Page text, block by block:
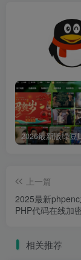
上一篇
2025最新
PHP代码在线加
相关推荐